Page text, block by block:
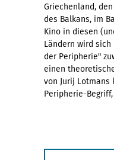
Griechenland,
des Balkans, im
Kino in diesen
Ländern wird
der Peripherie"
einen
von Jurij
Peripherie-